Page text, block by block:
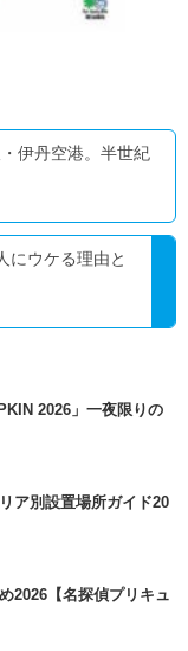
伊丹空港。半世紀
にウケる理由と
2026」一夜限りの
ア別設置場所ガイド20
2026【名探偵プリキュ